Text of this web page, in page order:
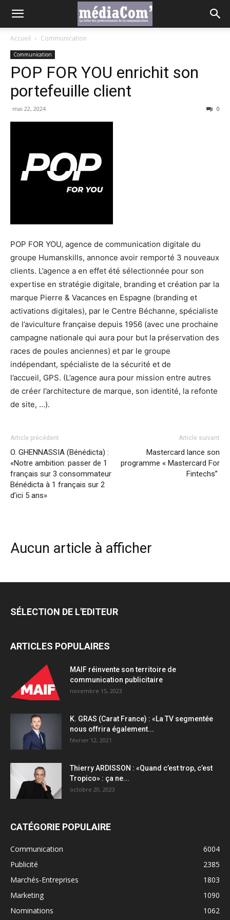
Accueil Communication
Communication
POP FOR YOU enrichit son
portefeuille client
mai 22, 2024 0
POP FOR YOU, agence de communication digitale du
groupe Humanskills, annonce avoir remporté 3 nouveaux
clients. L’agence a en effet été sélectionnée pour son
expertise en stratégie digitale, branding et création par la
marque Pierre & Vacances en Espagne (branding et
activations digitales), par le Centre Béchanne, spécialiste
de l’aviculture française depuis 1956 (avec une prochaine
campagne nationale qui aura pour but la préservation des
races de poules anciennes) et par le groupe
indépendant, spécialiste de la sécurité et de
l’accueil, GPS. (L’agence aura pour mission entre autres
de créer l’architecture de marque, son identité, la refonte
de site, …).
Article précédent
O. GHENNASSIA (Bénédicta) :
«Notre ambition: passer de 1
français sur 3 consommateur
Bénédicta à 1 français sur 2
d’ici 5 ans»
Article suivant
Mastercard lance son
programme « Mastercard For
Fintechs”
Aucun article à afficher
SÉLECTION DE L'EDITEUR
ARTICLES POPULAIRES
MAIF réinvente son territoire de
communication publicitaire
novembre 15, 2023
K. GRAS (Carat France) : «La TV segmentée
nous offrira également...
février 12, 2021
Thierry ARDISSON : «Quand c’est trop, c’est
Tropico» : ça ne...
octobre 20, 2023
CATÉGORIE POPULAIRE
Communication
6004
Publicité
2385
Marchés-Entreprises
1803
Marketing
1090
Nominations
1062